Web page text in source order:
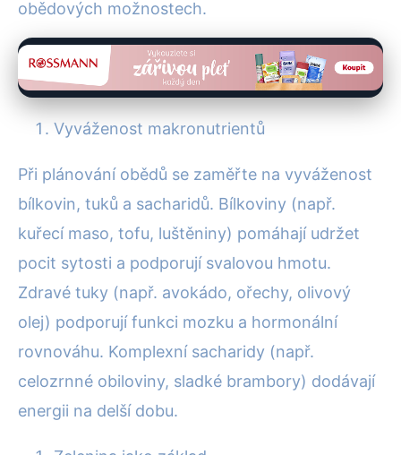
obědových možnostech.
Vyváženost makronutrientů
Při plánování obědů se zaměřte na vyváženost
bílkovin, tuků a sacharidů. Bílkoviny (např.
kuřecí maso, tofu, luštěniny) pomáhají udržet
pocit sytosti a podporují svalovou hmotu.
Zdravé tuky (např. avokádo, ořechy, olivový
olej) podporují funkci mozku a hormonální
rovnováhu. Komplexní sacharidy (např.
celozrnné obiloviny, sladké brambory) dodávají
energii na delší dobu.